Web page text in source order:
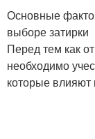
Основные
выборе затирки
Перед тем как
необходимо
которые